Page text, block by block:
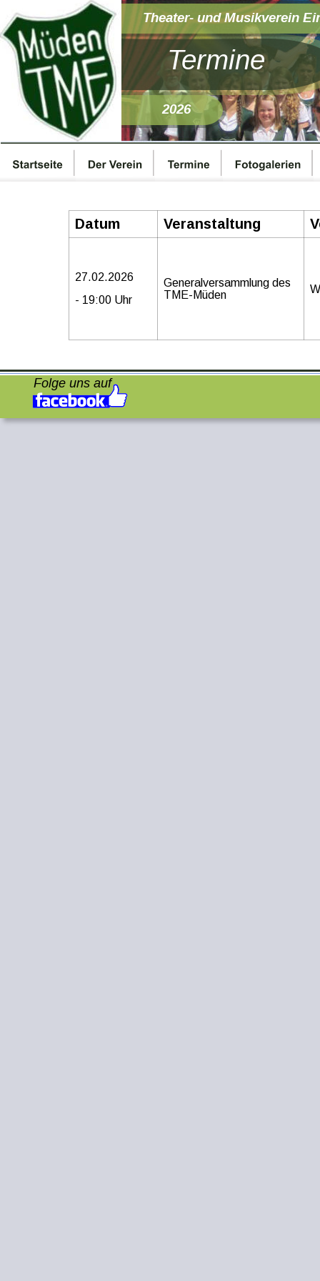
2026
Termine
Theater- und Musikverein
Folge uns auf
Datum Veranstaltung
27.02.2026
- 19:00 Uhr
Generalversammlung des
TME-Müden